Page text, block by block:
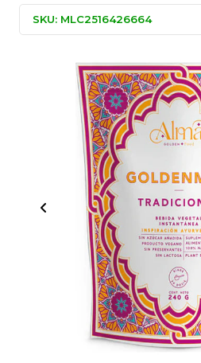
SKU: MLC2516426664